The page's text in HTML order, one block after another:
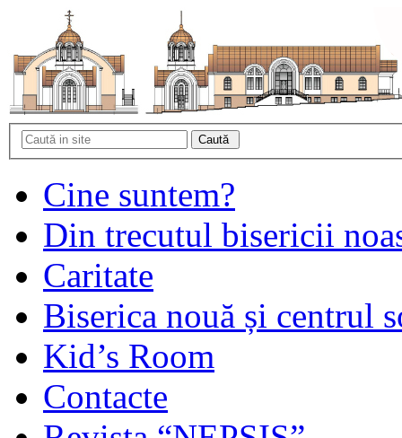
Cine suntem?
Din trecutul bisericii
Caritate
Biserica nouă și centrul
Kid’s Room
Contacte